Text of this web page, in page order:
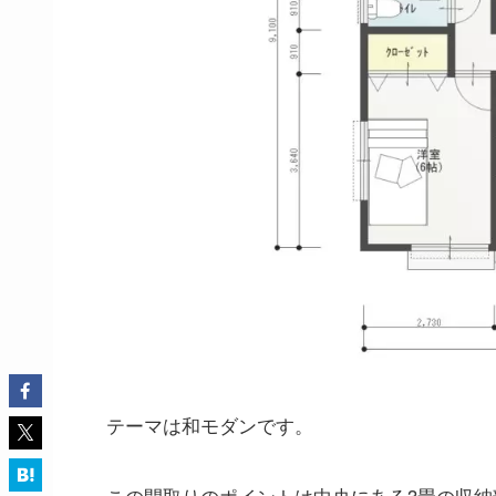
テーマは和モダンです。